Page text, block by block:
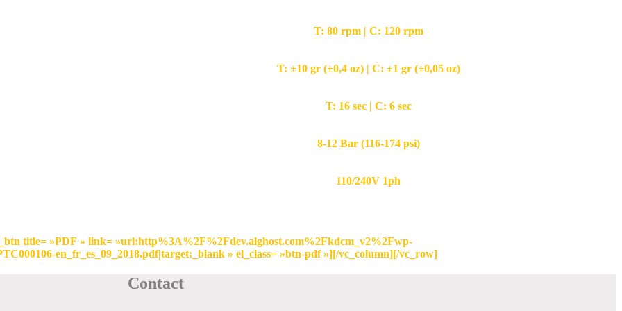
T: 80 rpm | C: 120 rpm
T: ±10 gr (±0,4 oz) | C: ±1 gr (±0,05 oz)
T: 16 sec | C: 6 sec
8-12 Bar (116-174 psi)
110/240V 1ph
title= »PDF » link= »url:http%3A%2F%2Fdev.alghost.com%2Fkdcm_v2%2Fwp-
en_fr_es_09_2018.pdf|target:_blank » el_class= »btn-pdf »][/vc_column][/vc_row]
Contact